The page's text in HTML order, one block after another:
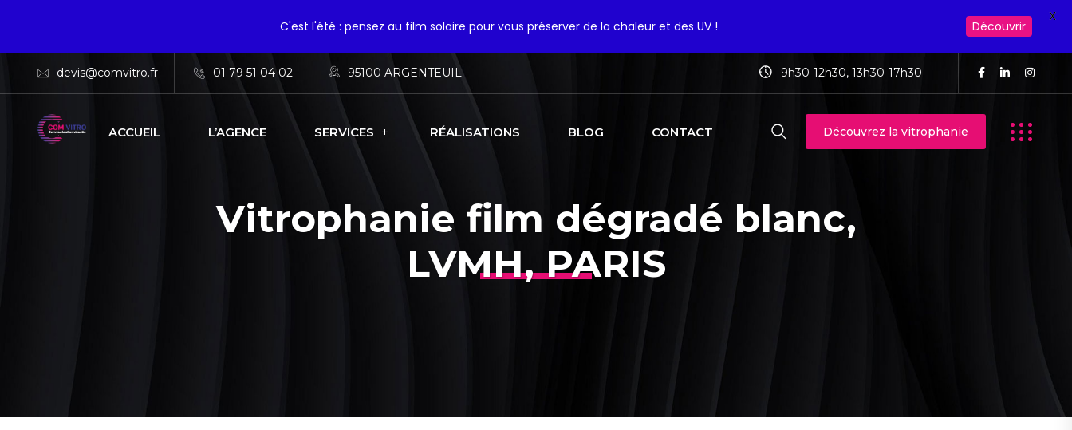
devis@comvitro.fr 01 79 51 04 02 95100 ARGENTEUIL 9h30-12h30, 13h30-17h30
ACCUEIL L’AGENCE SERVICES RÉALISATIONS BLOG CONTACT Découvrez la vitrophanie
Vitrophanie film dégradé blanc,
LVMH, PARIS
C'est l'été : pensez au film solaire pour vous préserver de la chaleur et des UV ! Découvrir
X